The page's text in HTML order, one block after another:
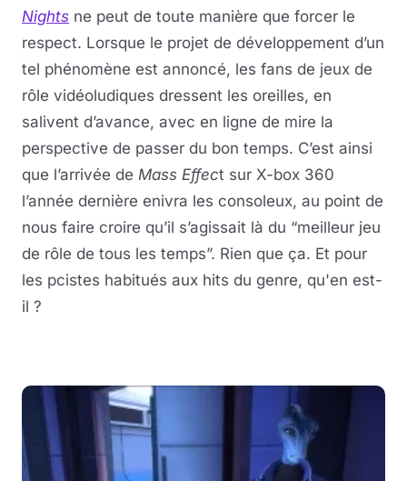
Nights ne peut de toute manière que forcer le
respect. Lorsque le projet de développement d’un
tel phénomène est annoncé, les fans de jeux de
rôle vidéoludiques dressent les oreilles, en
salivent d’avance, avec en ligne de mire la
perspective de passer du bon temps. C’est ainsi
que l’arrivée de Mass Effect sur X-box 360
l’année dernière enivra les consoleux, au point de
nous faire croire qu’il s’agissait là du “meilleur jeu
de rôle de tous les temps”. Rien que ça. Et pour
les pcistes habitués aux hits du genre, qu'en est-
il ?